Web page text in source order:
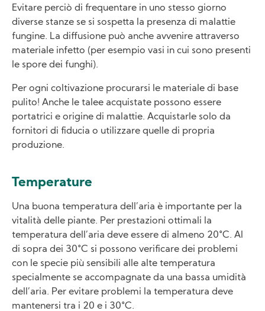
Evitare perciò di frequentare in uno stesso giorno
diverse stanze se si sospetta la presenza di malattie
fungine. La diffusione può anche avvenire attraverso
materiale infetto (per esempio vasi in cui sono presenti
le spore dei funghi).
Per ogni coltivazione procurarsi le materiale di base
pulito! Anche le talee acquistate possono essere
portatrici e origine di malattie. Acquistarle solo da
fornitori di fiducia o utilizzare quelle di propria
produzione.
Temperature
Una buona temperatura dell’aria è importante per la
vitalità delle piante. Per prestazioni ottimali la
temperatura dell’aria deve essere di almeno 20°C. Al
di sopra dei 30°C si possono verificare dei problemi
con le specie più sensibili alle alte temperatura
specialmente se accompagnate da una bassa umidità
dell’aria. Per evitare problemi la temperatura deve
mantenersi tra i 20 e i 30°C.